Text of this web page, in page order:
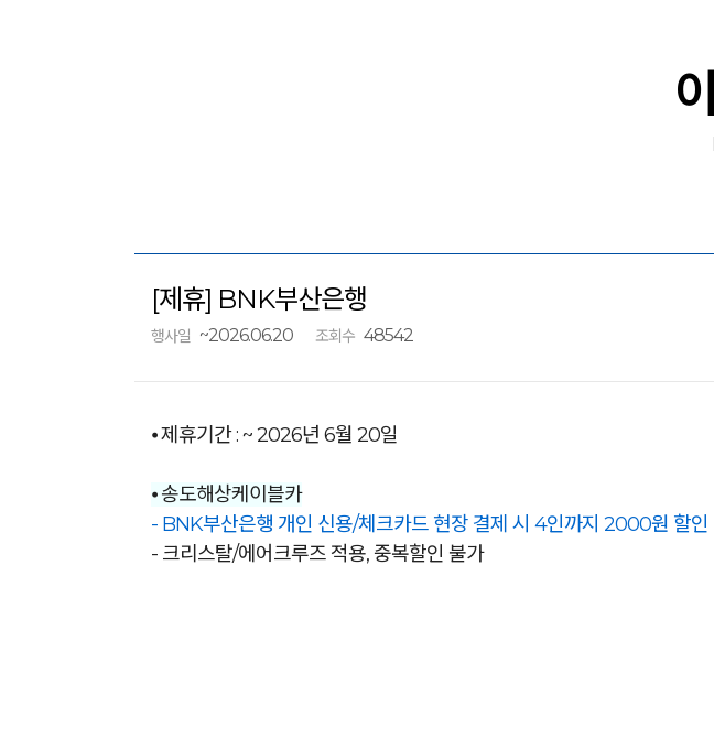
[제휴] BNK부산은행
행사일 ~2026.06.20 조회수 48542
⦁ 제휴기간 : ~ 2026년 6월 20일
⦁ 송도해상케이블카
- BNK부산은행 개인 신용/체크카드 현장 결제 시 4인까지 2000원 할인
- 크리스탈/에어크루즈 적용, 중복할인 불가